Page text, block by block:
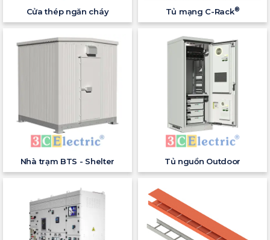
Cửa thép ngăn cháy Tủ mạng C-Rack®
Nhà trạm BTS - Shelter Tủ nguồn Outdoor